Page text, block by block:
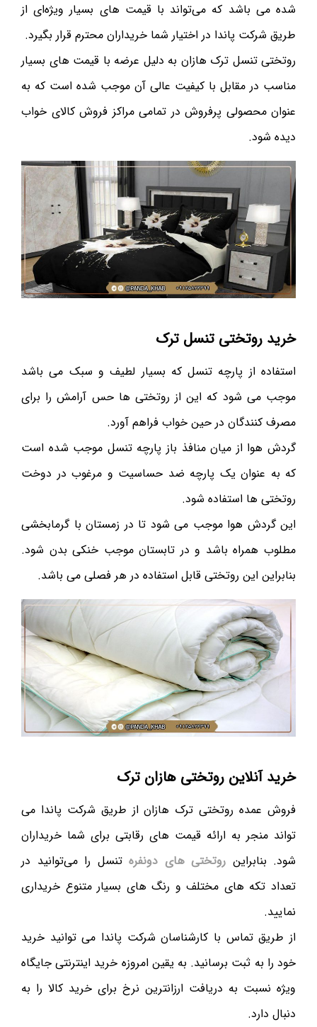
شده می باشد که می‌تواند با قیمت های بسیار ویژه‌ای از
طریق شرکت پاندا در اختیار شما خریداران محترم قرار بگیرد.
روتختی تنسل ترک هازان به دلیل عرضه با قیمت های بسیار
مناسب در مقابل با کیفیت عالی آن موجب شده است که به
عنوان محصولی پرفروش در تمامی مراکز فروش کالای خواب
دیده شود.
خرید روتختی تنسل ترک
استفاده از پارچه تنسل که بسیار لطیف و سبک می باشد
موجب می شود که این از روتختی ها حس آرامش را برای
مصرف کنندگان در حین خواب فراهم آورد.
گردش هوا از میان منافذ باز پارچه تنسل موجب شده است
که به عنوان یک پارچه ضد حساسیت و مرغوب در دوخت
روتختی ها استفاده شود.
این گردش هوا موجب می شود تا در زمستان با گرمابخشی
مطلوب همراه باشد و در تابستان موجب خنکی بدن شود.
بنابراین این روتختی قابل استفاده در هر فصلی می باشد.
خرید آنلاین روتختی هازان ترک
فروش عمده روتختی ترک هازان از طریق شرکت پاندا می
تواند منجر به ارائه قیمت های رقابتی برای شما خریداران
شود. بنابراین روتختی های دونفره تنسل را می‌توانید در
تعداد تکه های مختلف و رنگ های بسیار متنوع خریداری
نمایید.
از طریق تماس با کارشناسان شرکت پاندا می توانید خرید
خود را به ثبت برسانید. به یقین امروزه خرید اینترنتی جایگاه
ویژه نسبت به دریافت ارزانترین نرخ برای خرید کالا را به
دنبال دارد.